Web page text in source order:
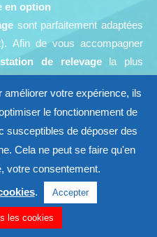
en option
sont parfaitement adaptées
Afin de vous accompagner
de relevagela plus
DE RELEVAGE EN 4
FICHES CONSEILS
ACHAT
votre expérience, ils
le fonctionnement de
susceptibles de déposer des
Cela ne peut se faire qu'en
votre consentement.
. Accepter
les cookies